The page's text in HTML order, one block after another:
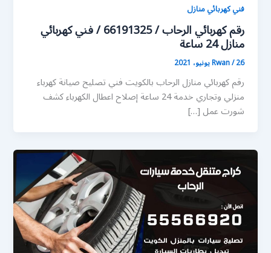
فني كهربائي منازل
رقم كهربائي الرحاب / 66191325 / فني كهربائي
منازل 24 ساعة
Rwan/26 يونيو، 2021
رقم كهربائي منازل الرحاب بالكويت فني تصليح صيانة كهرباء
منزلي وتجاري خدمة 24 ساعة إصلاح اعطال الكهرباء كشف
شورت عمل […]